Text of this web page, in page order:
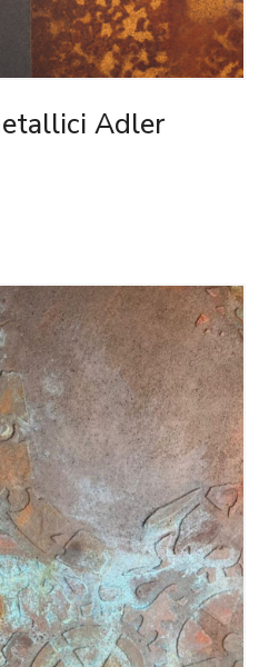
Adler